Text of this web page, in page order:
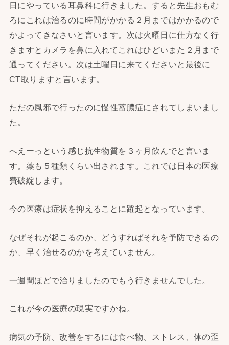
日にやっている耳鼻科に行きました。すると先生おもむ
ろにこれは治るのに時間がかかる２月まではかかるので
かよってきなさいと言います。次は火曜日に仕方なく行
きますとカメラを鼻に入れてこれはひどいまた２月まで
通ってください。次は土曜日に来てくださいと最後に
CT取りますと言います。
ただの風邪で行ったのに慢性蓄膿症にされてしまいまし
た。
へえーっという感じ抗生物質を３ヶ月飲んでと言いま
す。薬も５種類くらい出されます。これでは日本の医療
費破綻します。
今の医療は症状を抑えることに躍起となっています。
なぜそれが起こるのか、どうすればそれを予防できるの
か、早く治せるのかを考えていません。
一週間ほどで治りましたのでもう行きませんでした。
これが今の医療の現実ですかね。
病気の予防、改善をするには食べ物、ストレス、体の歪